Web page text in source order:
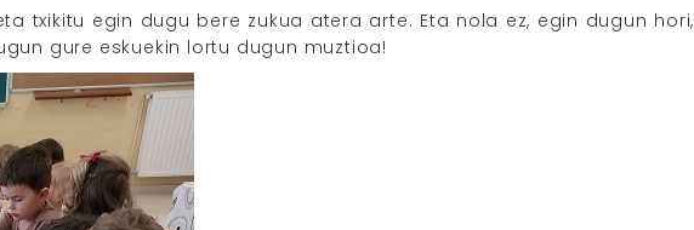
txikitu egin dugu bere zukua atera arte. Eta nola ez, egin dugun hori,
gure eskuekin lortu dugun muztioa!